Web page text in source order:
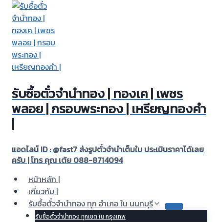
Skip
content
รับซื้อตั๋วจำนำทอง | ทองเค | เพชร
พลอย | กรอบพระทอง | เหรียญทองคำ
|
แอดไลน์ ID : @fast7 ส่งรูปตั๋วจำนำเต็มใบ ประเมินราคาได้เลย
ครับ | โทร คุณ เต้ย 088-8714094
หน้าหลัก |
เกี่ยวกับ |
รับซื้อตั๋วจำนำทอง ทุก อำเภอ ใน นนทบุรี
รับซื้อตั๋วจำนำทอง ทุกเขต ใน กรุงเทพ